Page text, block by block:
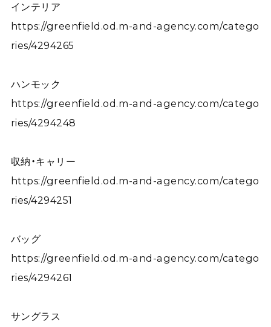
インテリア
https://greenfield.od.m-and-agency.com/catego
ries/4294265
ハンモック
https://greenfield.od.m-and-agency.com/catego
ries/4294248
収納・キャリー
https://greenfield.od.m-and-agency.com/catego
ries/4294251
バッグ
https://greenfield.od.m-and-agency.com/catego
ries/4294261
サングラス